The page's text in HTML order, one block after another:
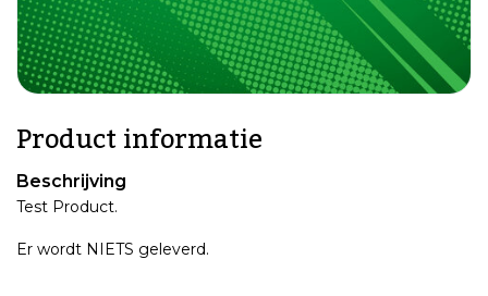
Product informatie
Beschrijving
Test Product.
Er wordt NIETS geleverd.